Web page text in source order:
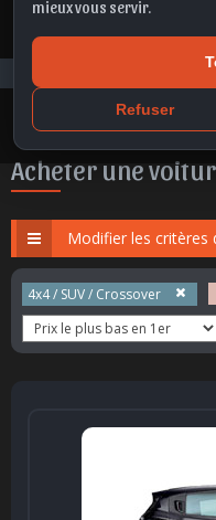
mieux vous servir.
Refuser
Acheter une
Modifier les critères
4x4 / SUV / Crossover